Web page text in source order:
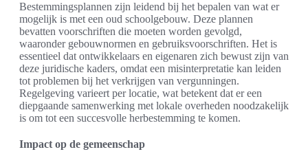
Bestemmingsplannen zijn leidend bij het bepalen van wat er
mogelijk is met een oud schoolgebouw. Deze plannen
bevatten voorschriften die moeten worden gevolgd,
waaronder gebouwnormen en gebruiksvoorschriften. Het is
essentieel dat ontwikkelaars en eigenaren zich bewust zijn van
deze juridische kaders, omdat een misinterpretatie kan leiden
tot problemen bij het verkrijgen van vergunningen.
Regelgeving varieert per locatie, wat betekent dat er een
diepgaande samenwerking met lokale overheden noodzakelijk
is om tot een succesvolle herbestemming te komen.
Impact op de gemeenschap